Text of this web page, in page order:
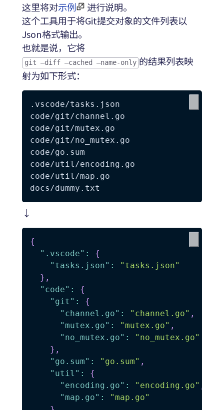
这里将对示例
进行说明。
这个工具用于将Git提交对象的文件列表以
Json格式输出。
也就是说，它将
git —diff —cached —name-only 的结果列表映
射为如下形式：
.vscode/tasks.json
code/git/channel.go
code/git/mutex.go
code/git/no_mutex.go
code/go.sum
code/util/encoding.go
code/util/map.go
↓
{
".vscode" :
{
"tasks.json" :
"tasks.json"
} ,
"code" :
{
"git" :
{
"channel.go" : "channel.go" ,
"mutex.go" : "mutex.go" ,
"no_mutex.go" :
"no_mutex.go"
} ,
"go.sum" : "go.sum" ,
"util" :
{
"encoding.go" : "encoding.go"
"map.go" :
"map.go"